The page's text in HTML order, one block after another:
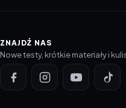
ZNAJDŹ NAS
Nowe testy, krótkie materiały i